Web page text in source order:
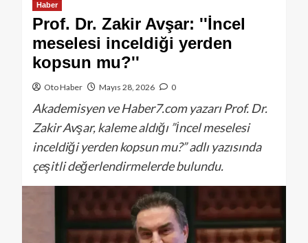
Haber
Prof. Dr. Zakir Avşar: ''İncel
meselesi inceldiği yerden
kopsun mu?''
Oto Haber Mayıs 28, 2026 0
Akademisyen ve Haber7.com yazarı Prof. Dr.
Zakir Avşar, kaleme aldığı ”İncel meselesi
inceldiği yerden kopsun mu?” adlı yazısında
çeşitli değerlendirmelerde bulundu.